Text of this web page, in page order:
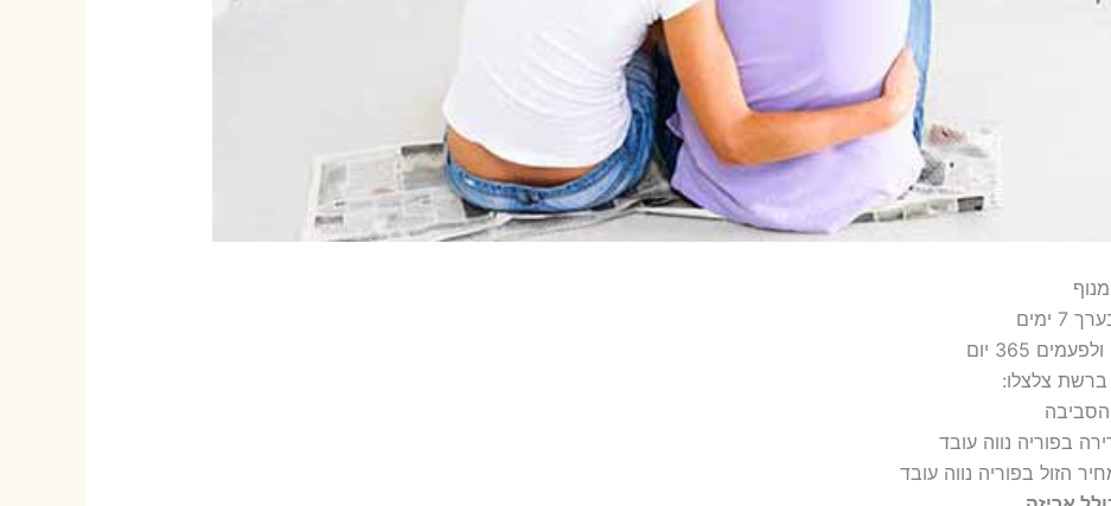
צלצלו:
בפוריה נווה עובד
הזול בפוריה נווה עובד